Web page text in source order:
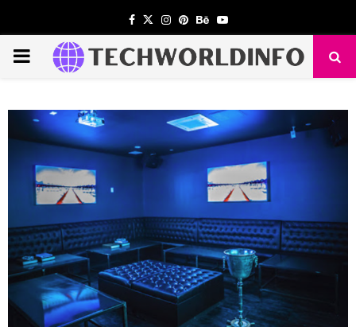
Facebook
TwitterInstagram
PinterestBehanceYoutube
PRIMARY